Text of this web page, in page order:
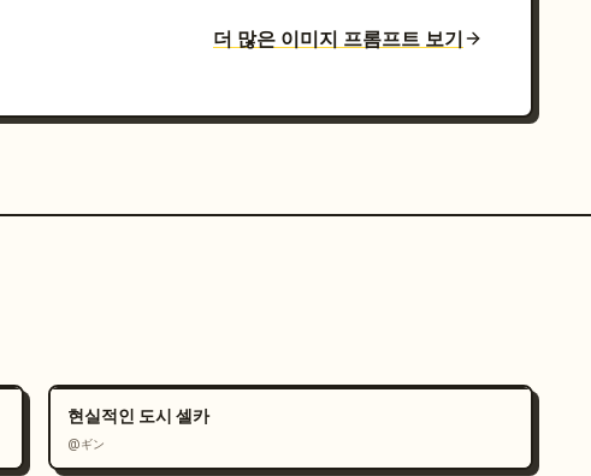
더 많은 이미지 프롬프트 보기
현실적인 도시 셀카
@ギン